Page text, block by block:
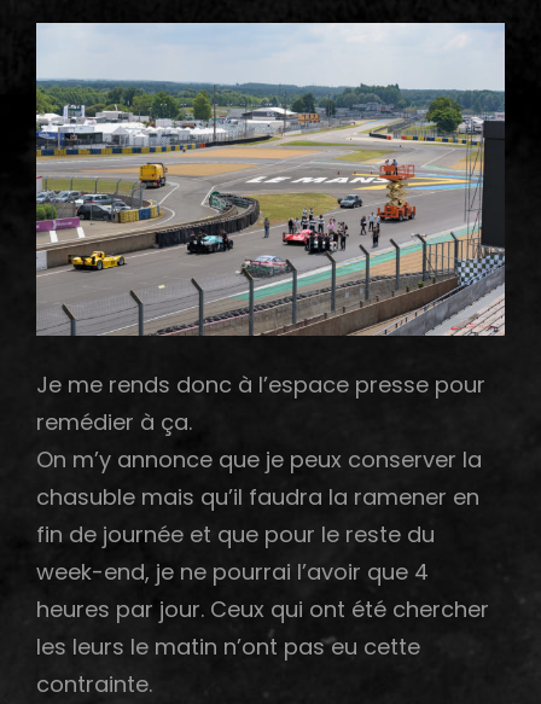
Je me rends donc à l’espace presse pour
remédier à ça.
On m’y annonce que je peux conserver la
chasuble mais qu’il faudra la ramener en
fin de journée et que pour le reste du
week-end, je ne pourrai l’avoir que 4
heures par jour. Ceux qui ont été chercher
les leurs le matin n’ont pas eu cette
contrainte.